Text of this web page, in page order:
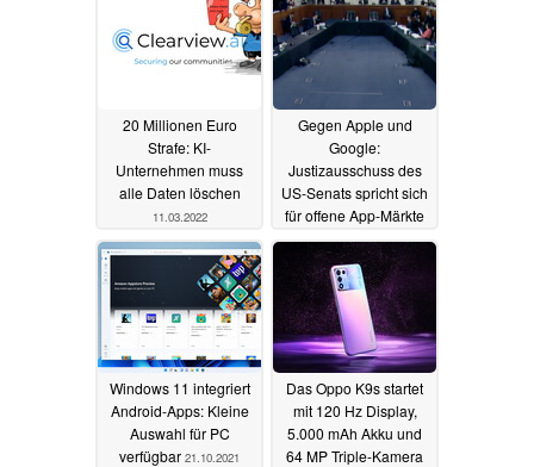
20 Millionen Euro
Strafe: KI-
Unternehmen muss
alle Daten löschen
11.03.2022
Gegen Apple und
Google:
Justizausschuss des
US-Senats spricht sich
für offene App-Märkte
aus03.02.2022
Windows 11 integriert
Android-Apps: Kleine
Auswahl für PC
verfügbar 21.10.2021
Das Oppo K9s startet
mit 120 Hz Display,
5.000 mAh Akku und
64 MP Triple-Kamera